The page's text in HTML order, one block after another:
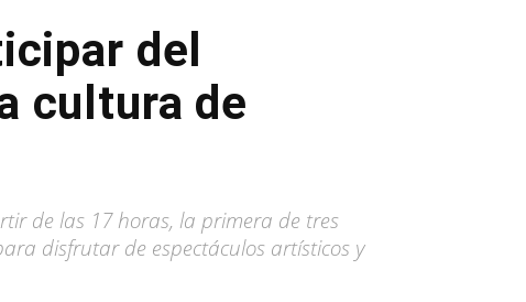
del
cultura de
de las 17 horas, la primera de tres
disfrutar de espectáculos artísticos y